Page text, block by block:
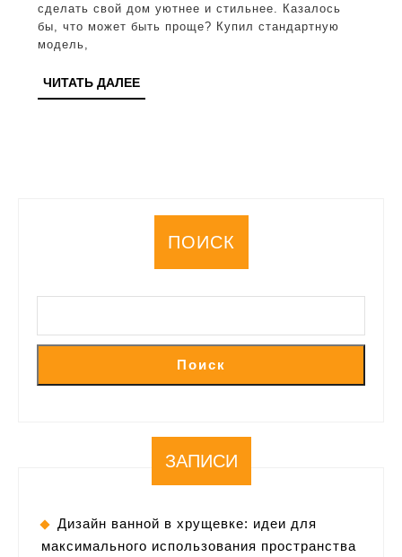
шторы:
лучшие
сделать свой дом уютнее и стильнее. Казалось
бы, что может быть проще? Купил стандартную
модель,
ЧИТАТЬ ДАЛЕЕЧИТАТЬ
ДАЛЕЕ
ПОИСК
Поиск
ЗАПИСИ
Дизайн ванной в хрущевке: идеи для
максимального использования пространства